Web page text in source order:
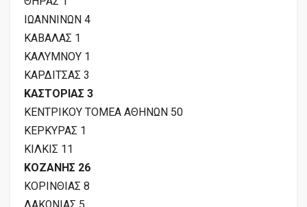
ΙΩΑΝΝΙΝΩΝ 4
ΚΑΒΑΛΑΣ 1
ΚΑΛΥΜΝΟΥ 1
ΚΑΡΔΙΤΣΑΣ 3
ΚΑΣΤΟΡΙΑΣ 3
ΚΕΝΤΡΙΚΟΥ ΤΟΜΕΑ ΑΘΗΝΩΝ 50
ΚΕΡΚΥΡΑΣ 1
ΚΙΛΚΙΣ 11
ΚΟΖΑΝΗΣ 26
ΚΟΡΙΝΘΙΑΣ 8